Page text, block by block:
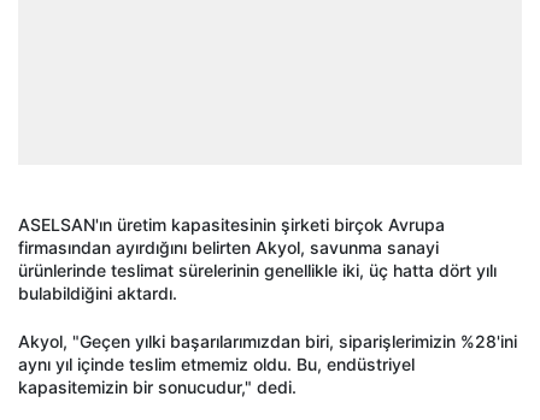
ASELSAN'ın üretim kapasitesinin şirketi birçok Avrupa
firmasından ayırdığını belirten Akyol, savunma sanayi
ürünlerinde teslimat sürelerinin genellikle iki, üç hatta dört yılı
bulabildiğini aktardı.
Akyol, "Geçen yılki başarılarımızdan biri, siparişlerimizin %28'ini
aynı yıl içinde teslim etmemiz oldu. Bu, endüstriyel
kapasitemizin bir sonucudur," dedi.